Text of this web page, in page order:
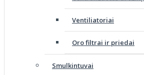
Ventiliatoriai
Oro filtrai ir priedai
Smulkintuvai